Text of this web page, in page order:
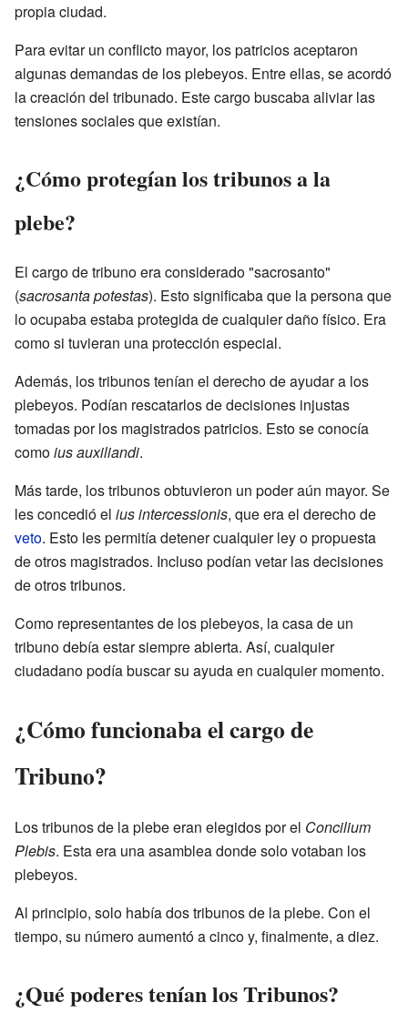
propia ciudad.
Para evitar un conflicto mayor, los patricios aceptaron
algunas demandas de los plebeyos. Entre ellas, se acordó
la creación del tribunado. Este cargo buscaba aliviar las
tensiones sociales que existían.
¿Cómo protegían los tribunos a la
plebe?
El cargo de tribuno era considerado "sacrosanto"
(sacrosanta potestas). Esto significaba que la persona que
lo ocupaba estaba protegida de cualquier daño físico. Era
como si tuvieran una protección especial.
Además, los tribunos tenían el derecho de ayudar a los
plebeyos. Podían rescatarlos de decisiones injustas
tomadas por los magistrados patricios. Esto se conocía
comoius auxiliandi.
Más tarde, los tribunos obtuvieron un poder aún mayor. Se
les concedió el ius intercessionis, que era el derecho de
veto. Esto les permitía detener cualquier ley o propuesta
de otros magistrados. Incluso podían vetar las decisiones
de otros tribunos.
Como representantes de los plebeyos, la casa de un
tribuno debía estar siempre abierta. Así, cualquier
ciudadano podía buscar su ayuda en cualquier momento.
¿Cómo funcionaba el cargo de
Tribuno?
Los tribunos de la plebe eran elegidos por el Concilium
Plebis. Esta era una asamblea donde solo votaban los
plebeyos.
Al principio, solo había dos tribunos de la plebe. Con el
tiempo, su número aumentó a cinco y, finalmente, a diez.
¿Qué poderes tenían los Tribunos?